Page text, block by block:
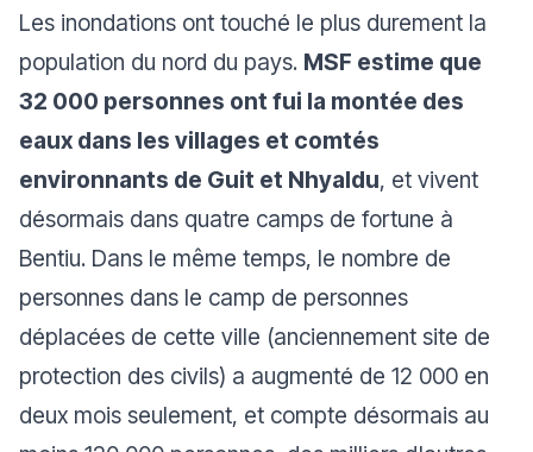
Les inondations ont touché le plus durement la
population du nord du pays. MSF estime que
32 000 personnes ont fui la montée des
eaux dans les villages et comtés
environnants de Guit et Nhyaldu, et vivent
désormais dans quatre camps de fortune à
Bentiu. Dans le même temps, le nombre de
personnes dans le camp de personnes
déplacées de cette ville (anciennement site de
protection des civils) a augmenté de 12 000 en
deux mois seulement, et compte désormais au